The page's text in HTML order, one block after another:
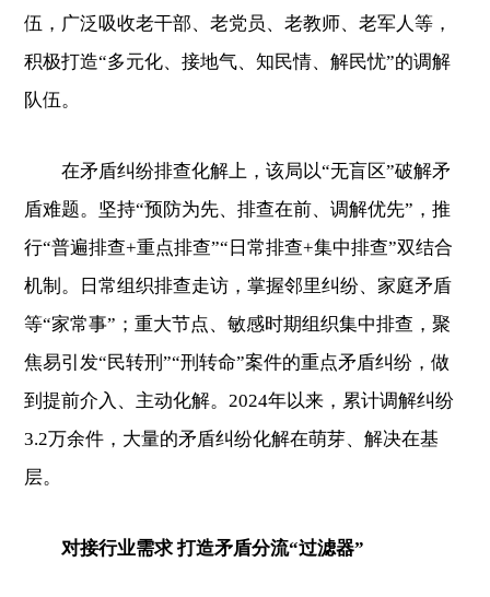
伍，广泛吸收老干部、老党员、老教师、老军人等，
积极打造“多元化、接地气、知民情、解民忧”的调解
队伍。
在矛盾纠纷排查化解上，该局以“无盲区”破解矛
盾难题。坚持“预防为先、排查在前、调解优先”，推
行“普遍排查+重点排查”“日常排查+集中排查”双结合
机制。日常组织排查走访，掌握邻里纠纷、家庭矛盾
等“家常事”；重大节点、敏感时期组织集中排查，聚
焦易引发“民转刑”“刑转命”案件的重点矛盾纠纷，做
到提前介入、主动化解。2024年以来，累计调解纠纷
3.2万余件，大量的矛盾纠纷化解在萌芽、解决在基
层。
对接行业需求 打造矛盾分流“过滤器”